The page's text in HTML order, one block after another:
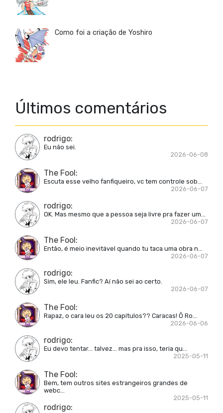
Como foi a criação de Yoshiro
Últimos comentários
rodrigo:
Eu não sei.
2026-06-08
The Fool:
Escuta esse velho fanfiqueiro, vc tem controle sob...
2026-06-07
rodrigo:
OK. Mas mesmo que a pessoa seja livre pra fazer um...
2026-06-07
The Fool:
Então, é meio inevitável quando tu taca uma obra n...
2026-06-07
rodrigo:
Sim, ele leu. Fanfic? Aí não sei ao certo.
2026-06-07
The Fool:
Rapaz, o cara leu os 20 capítulos?? Caracas! Ô Ro...
2026-06-06
rodrigo:
Eu devo tentar... talvez... mas pra isso, teria qu...
2025-05-11
The Fool:
Bem, tem outros sites estrangeiros grandes de
webc...
2025-05-11
rodrigo: